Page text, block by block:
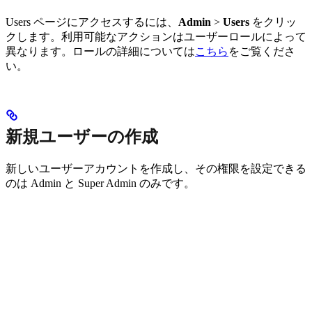
Users ページにアクセスするには、 Admin > Users をクリッ
クします。利用可能なアクションはユーザーロールによって
異なります。ロールの詳細についてはこちら をご覧くださ
い。
新規ユーザーの作成
新しいユーザーアカウントを作成し、その権限を設定できる
のは Admin と Super Admin のみです。